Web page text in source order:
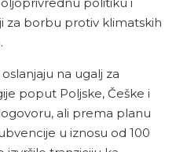
za borbu protiv klimatskih
na ugalj za
poput Poljske, Češke i
ali prema planu
u iznosu od 100